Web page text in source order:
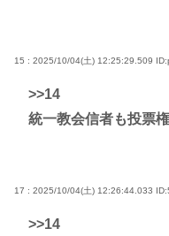
15 : 2025/10/04(土) 12:25:29.509
>>14
統一教会信者も投票
17 : 2025/10/04(土) 12:26:44.033
>>14